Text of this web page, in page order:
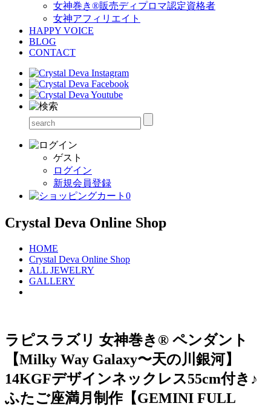
女神巻き®販売ディプロマ認定資格者
女神アフィリエイト
HAPPY VOICE
BLOG
CONTACT
ゲスト
ログイン
新規会員登録
0
Crystal Deva Online Shop
HOME
Crystal Deva Online Shop
ALL JEWELRY
GALLERY
ラピスラズリ 女神巻き® ペンダント
【Milky Way Galaxy〜天の川銀河】
14KGFデザインネックレス55cm付き♪
ふたご座満月制作【GEMINI FULL